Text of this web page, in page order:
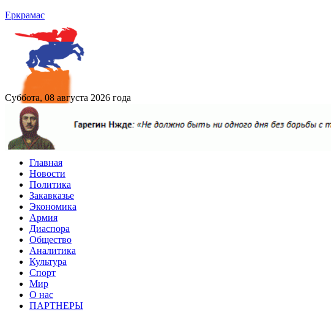
Еркрамас
Суббота, 08 августа 2026 года
Главная
Новости
Политика
Закавказье
Экономика
Армия
Диаспора
Общество
Аналитика
Культура
Спорт
Мир
О нас
ПАРТНЕРЫ